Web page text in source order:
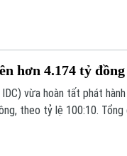
hơn 4.174 tỷ
vừa hoàn tất phát
theo tỷ lệ 100:10. Tổng